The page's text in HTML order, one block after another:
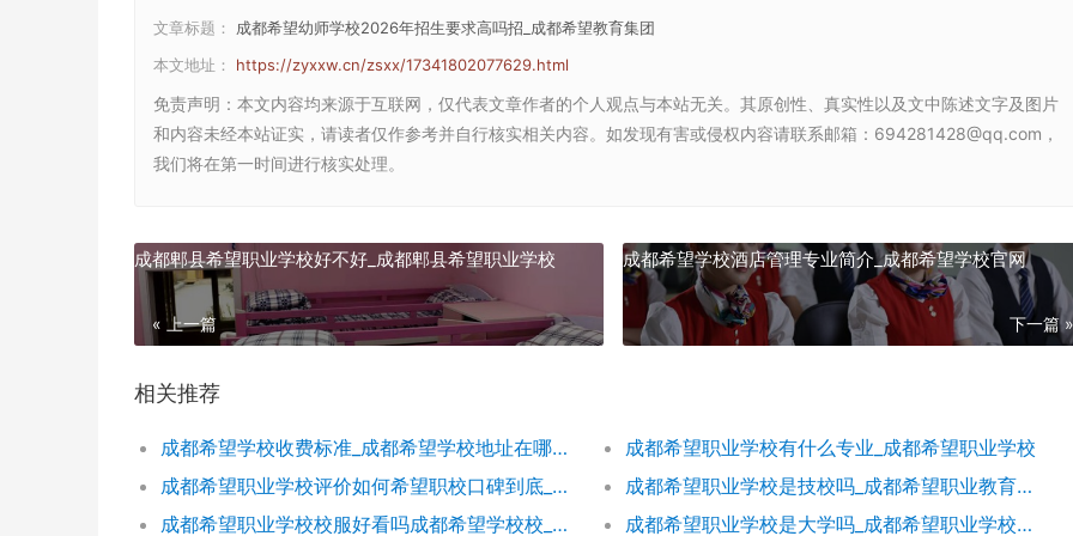
文章标题： 成都希望幼师学校2026年招生要求高吗招_成都希望教育集团
本文地址： https://zyxxw.cn/zsxx/17341802077629.html
免责声明 ：本文内容均来源于互联网，仅代表文章作者的个人观点与本站无关。其原创性、真实性以及文中陈述文字及图片
和内容未经本站证实，请读者仅作参考并自行核实相关内容。如发现有害或侵权内容请联系邮箱：694281428@qq.com，
我们将在第一时间进行核实处理。
成都郫县希望职业学校好不好_成都郫县希望职业学校
« 上一篇
成都希望学校酒店管理专业简介_成都希望学校官网
下一篇 »
相关推荐
成都希望学校收费标准_成都希望学校地址在哪里呀
成都希望职业学校有什么专业_成都希望职业学校
成都希望职业学校评价如何希望职校口碑到底_成都希望职业学校烹饪专业
成都希望职业学校是技校吗_成都希望职业教育学校
成都希望职业学校校服好看吗成都希望学校校_成都希望职业学校官网
成都希望职业学校是大学吗_成都希望职业学校官网